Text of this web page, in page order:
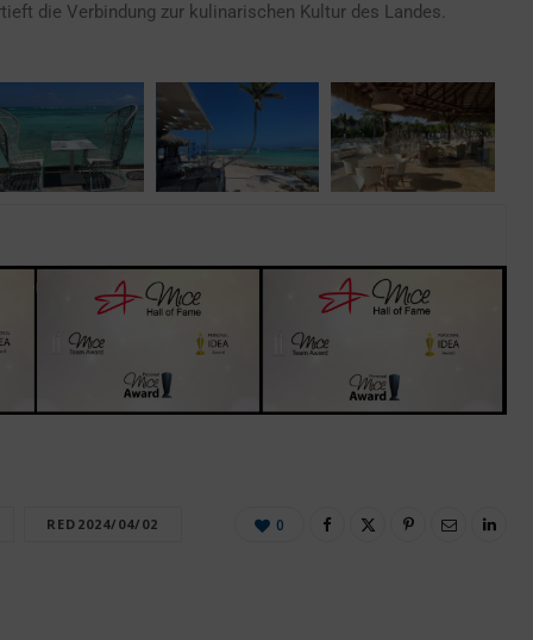
die Verbindung zur kulinarischen Kultur des Landes.
RED2024/04/02 0